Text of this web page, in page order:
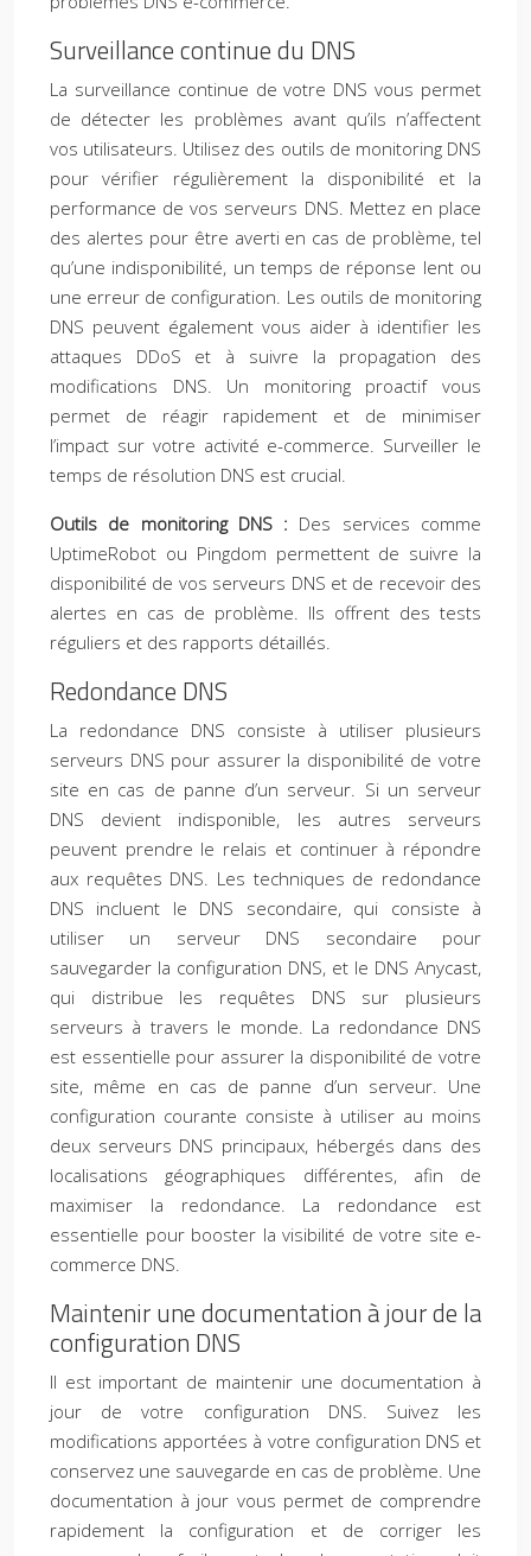
Surveillance continue du DNS
La surveillance continue de votre DNS vous permet
de détecter les problèmes avant qu’ils n’affectent
vos utilisateurs. Utilisez des outils de monitoring DNS
pour vérifier régulièrement la disponibilité et la
performance de vos serveurs DNS. Mettez en place
des alertes pour être averti en cas de problème, tel
qu’une indisponibilité, un temps de réponse lent ou
une erreur de configuration. Les outils de monitoring
DNS peuvent également vous aider à identifier les
attaques DDoS et à suivre la propagation des
modifications DNS. Un monitoring proactif vous
permet de réagir rapidement et de minimiser
l’impact sur votre activité e-commerce. Surveiller le
temps de résolution DNS est crucial.
Outils de monitoring DNS : Des services comme
UptimeRobot ou Pingdom permettent de suivre la
disponibilité de vos serveurs DNS et de recevoir des
alertes en cas de problème. Ils offrent des tests
réguliers et des rapports détaillés.
Redondance DNS
La redondance DNS consiste à utiliser plusieurs
serveurs DNS pour assurer la disponibilité de votre
site en cas de panne d’un serveur. Si un serveur
DNS devient indisponible, les autres serveurs
peuvent prendre le relais et continuer à répondre
aux requêtes DNS. Les techniques de redondance
DNS incluent le DNS secondaire, qui consiste à
utiliser un serveur DNS secondaire pour
sauvegarder la configuration DNS, et le DNS Anycast,
qui distribue les requêtes DNS sur plusieurs
serveurs à travers le monde. La redondance DNS
est essentielle pour assurer la disponibilité de votre
site, même en cas de panne d’un serveur. Une
configuration courante consiste à utiliser au moins
deux serveurs DNS principaux, hébergés dans des
localisations géographiques différentes, afin de
maximiser la redondance. La redondance est
essentielle pour booster la visibilité de votre site e-
commerce DNS.
Maintenir une documentation à jour de la
configuration DNS
Il est important de maintenir une documentation à
jour de votre configuration DNS. Suivez les
modifications apportées à votre configuration DNS et
conservez une sauvegarde en cas de problème. Une
documentation à jour vous permet de comprendre
rapidement la configuration et de corriger les